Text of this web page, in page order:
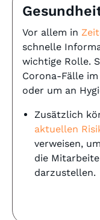
Vor allem in
schnelle
wichtige Rolle.
Corona-Fälle
oder um an
Zusätzlich
aktuellen
verweisen,
die
darzustellen.